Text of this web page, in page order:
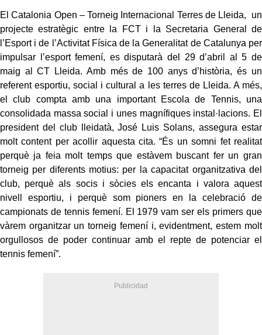
El Catalonia Open – Torneig Internacional Terres de Lleida, un
projecte estratègic entre la FCT i la Secretaria General de
l’Esport i de l’Activitat Física de la Generalitat de Catalunya per
impulsar l’esport femení, es disputarà del 29 d’abril al 5 de
maig al CT Lleida. Amb més de 100 anys d’història, és un
referent esportiu, social i cultural a les terres de Lleida. A més,
el club compta amb una important Escola de Tennis, una
consolidada massa social i unes magnífiques instal·lacions. El
president del club lleidatà, José Luis Solans, assegura estar
molt content per acollir aquesta cita. “És un somni fet realitat
perquè ja feia molt temps que estàvem buscant fer un gran
torneig per diferents motius: per la capacitat organitzativa del
club, perquè als socis i sòcies els encanta i valora aquest
nivell esportiu, i perquè som pioners en la celebració de
campionats de tennis femení. El 1979 vam ser els primers que
vàrem organitzar un torneig femení i, evidentment, estem molt
orgullosos de poder continuar amb el repte de potenciar el
tennis femení”.